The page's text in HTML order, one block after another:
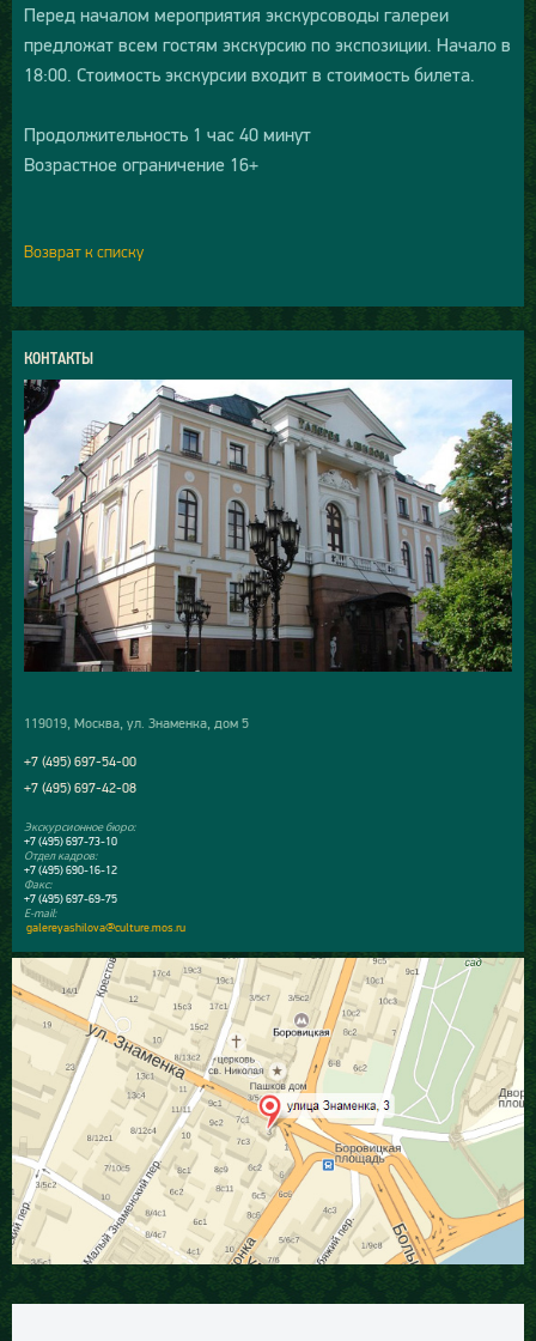
Перед началом мероприятия экскурсоводы галереи
предложат всем гостям экскурсию по экспозиции. Начало в
18:00. Стоимость экскурсии входит в стоимость билета.
Продолжительность 1 час 40 минут
Возрастное ограничение 16+
Возврат к списку
КОНТАКТЫ
119019, Москва, ул. Знаменка, дом 5
+7 (495) 697-54-00
+7 (495) 697-42-08
Экскурсионное бюро:
+7 (495) 697-73-10
Отдел кадров:
+7 (495) 690-16-12
Факс:
+7 (495) 697-69-75
E-mail:
galereyashilova@culture.mos.ru